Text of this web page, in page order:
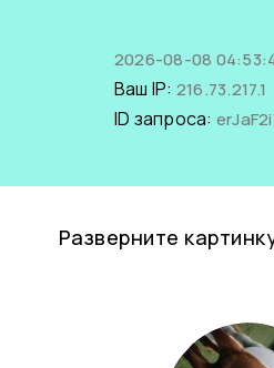
2026-08-08
Ваш IP: 216.73.217.1
ID запроса:
Разверните